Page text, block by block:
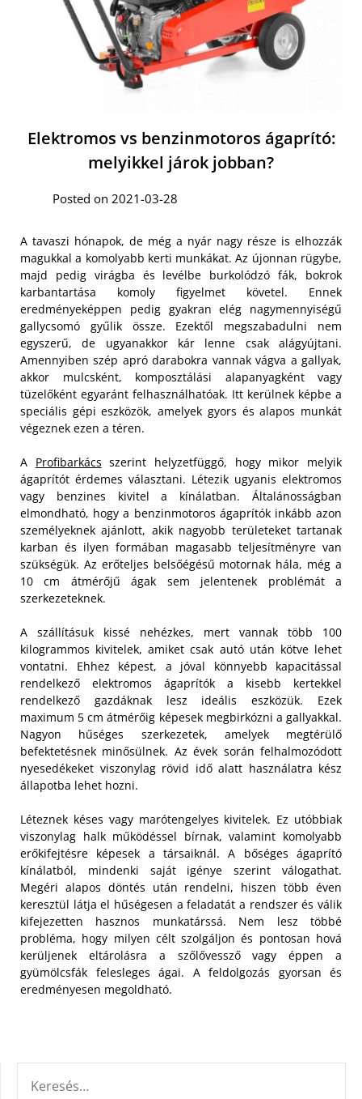
Elektromos vs benzinmotoros ágaprító:
melyikkel járok jobban?
Posted on 2021-03-28
A tavaszi hónapok, de még a nyár nagy része is elhozzák
magukkal a komolyabb kerti munkákat. Az újonnan rügybe,
majd pedig virágba és levélbe burkolódzó fák, bokrok
karbantartása komoly figyelmet követel. Ennek
eredményeképpen pedig gyakran elég nagymennyiségű
gallycsomó gyűlik össze. Ezektől megszabadulni nem
egyszerű, de ugyanakkor kár lenne csak alágyújtani.
Amennyiben szép apró darabokra vannak vágva a gallyak,
akkor mulcsként, komposztálási alapanyagként vagy
tüzelőként egyaránt felhasználhatóak. Itt kerülnek képbe a
speciális gépi eszközök, amelyek gyors és alapos munkát
végeznek ezen a téren.
A Profibarkács szerint helyzetfüggő, hogy mikor melyik
ágaprítót érdemes választani. Létezik ugyanis elektromos
vagy benzines kivitel a kínálatban. Általánosságban
elmondható, hogy a benzinmotoros ágaprítók inkább azon
személyeknek ajánlott, akik nagyobb területeket tartanak
karban és ilyen formában magasabb teljesítményre van
szükségük. Az erőteljes belsőégésű motornak hála, még a
10 cm átmérőjű ágak sem jelentenek problémát a
szerkezeteknek.
A szállításuk kissé nehézkes, mert vannak több 100
kilogrammos kivitelek, amiket csak autó után kötve lehet
vontatni. Ehhez képest, a jóval könnyebb kapacitással
rendelkező elektromos ágaprítók a kisebb kertekkel
rendelkező gazdáknak lesz ideális eszközük. Ezek
maximum 5 cm átmérőig képesek megbirkózni a gallyakkal.
Nagyon hűséges szerkezetek, amelyek megtérülő
befektetésnek minősülnek. Az évek során felhalmozódott
nyesedékeket viszonylag rövid idő alatt használatra kész
állapotba lehet hozni.
Léteznek késes vagy marótengelyes kivitelek. Ez utóbbiak
viszonylag halk működéssel bírnak, valamint komolyabb
erőkifejtésre képesek a társaiknál. A bőséges ágaprító
kínálatból, mindenki saját igénye szerint válogathat.
Megéri alapos döntés után rendelni, hiszen több éven
keresztül látja el hűségesen a feladatát a rendszer és válik
kifejezetten hasznos munkatárssá. Nem lesz többé
probléma, hogy milyen célt szolgáljon és pontosan hová
kerüljenek eltárolásra a szőlővessző vagy éppen a
gyümölcsfák felesleges ágai. A feldolgozás gyorsan és
eredményesen megoldható.